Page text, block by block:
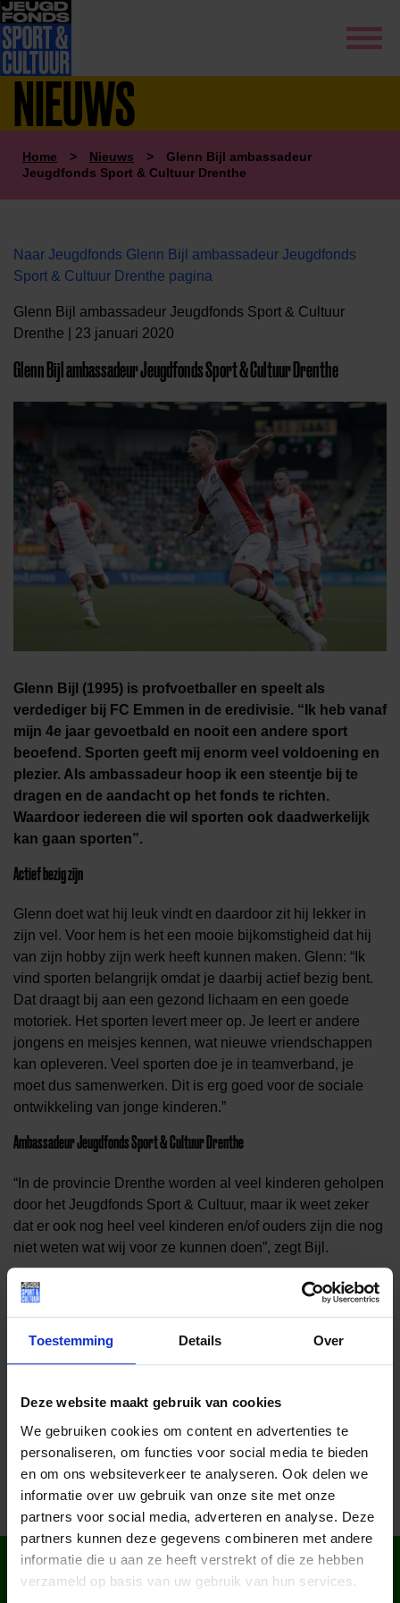
Toestemming Details Over
Deze website maakt gebruik van cookies
We gebruiken cookies om content en advertenties te
personaliseren, om functies voor social media te bieden
en om ons websiteverkeer te analyseren. Ook delen we
informatie over uw gebruik van onze site met onze
partners voor social media, adverteren en analyse. Deze
partners kunnen deze gegevens combineren met andere
informatie die u aan ze heeft verstrekt of die ze hebben
verzameld op basis van uw gebruik van hun services.
NIEUWS
Home > Nieuws >
Glenn Bijl ambassadeur
Jeugdfonds Sport & Cultuur Drenthe
Naar Jeugdfonds Glenn Bijl ambassadeur Jeugdfonds
Sport & Cultuur Drenthe pagina
Glenn Bijl ambassadeur Jeugdfonds Sport & Cultuur
Drenthe | 23 januari 2020
Glenn Bijl ambassadeur Jeugdfonds Sport & Cultuur Drenthe
Glenn Bijl (1995) is profvoetballer en speelt als
verdediger bij FC Emmen in de eredivisie. “Ik heb vanaf
mijn 4e jaar gevoetbald en nooit een andere sport
beoefend. Sporten geeft mij enorm veel voldoening en
plezier. Als ambassadeur hoop ik een steentje bij te
dragen en de aandacht op het fonds te richten.
Waardoor iedereen die wil sporten ook daadwerkelijk
kan gaan sporten”.
Actief bezig zijn
Glenn doet wat hij leuk vindt en daardoor zit hij lekker in
zijn vel. Voor hem is het een mooie bijkomstigheid dat hij
van zijn hobby zijn werk heeft kunnen maken. Glenn: “Ik
vind sporten belangrijk omdat je daarbij actief bezig bent.
Dat draagt bij aan een gezond lichaam en een goede
motoriek. Het sporten levert meer op. Je leert er andere
jongens en meisjes kennen, wat nieuwe vriendschappen
kan opleveren. Veel sporten doe je in teamverband, je
moet dus samenwerken. Dit is erg goed voor de sociale
ontwikkeling van jonge kinderen.”
Ambassadeur Jeugdfonds Sport & Cultuur Drenthe
“In de provincie Drenthe worden al veel kinderen geholpen
door het Jeugdfonds Sport & Cultuur, maar ik weet zeker
dat er ook nog heel veel kinderen en/of ouders zijn die nog
niet weten wat wij voor ze kunnen doen”, zegt Bijl.
Deel dit bericht op social media!
WIST JE DAT IN
NEDERLAND?